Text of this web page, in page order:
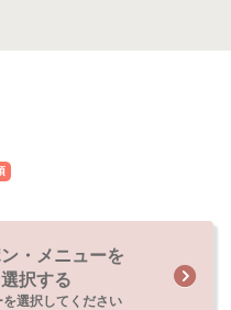
・メニューを
選択する
を選択してください